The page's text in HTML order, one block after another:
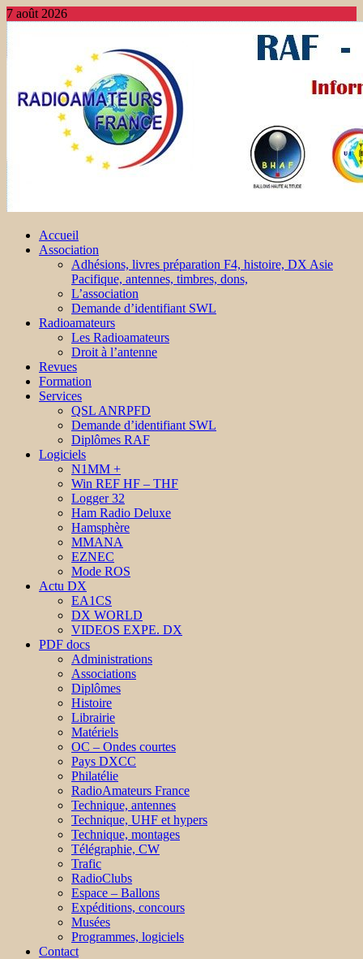
7 août 2026
Accueil
Association
Adhésions, livres préparation F4, histoire, DX Asie
Pacifique, antennes, timbres, dons,
L’association
Demande d’identifiant SWL
Radioamateurs
Les Radioamateurs
Droit à l’antenne
Revues
Formation
Services
QSL ANRPFD
Demande d’identifiant SWL
Diplômes RAF
Logiciels
N1MM +
Win REF HF – THF
Logger 32
Ham Radio Deluxe
Hamsphère
MMANA
EZNEC
Mode ROS
Actu DX
EA1CS
DX WORLD
VIDEOS EXPE. DX
PDF docs
Administrations
Associations
Diplômes
Histoire
Librairie
Matériels
OC – Ondes courtes
Pays DXCC
Philatélie
RadioAmateurs France
Technique, antennes
Technique, UHF et hypers
Technique, montages
Télégraphie, CW
Trafic
RadioClubs
Espace – Ballons
Expéditions, concours
Musées
Programmes, logiciels
Contact